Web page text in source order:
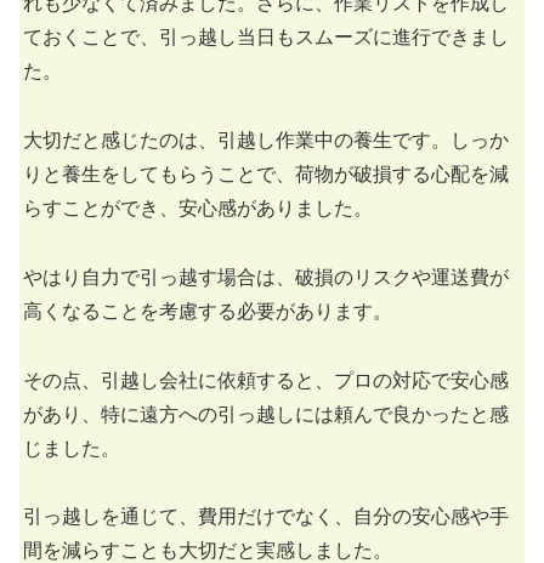
ておくことで、引っ越し当日もスムーズに進行できまし
た。
大切だと感じたのは、引越し作業中の養生です。しっか
りと養生をしてもらうことで、荷物が破損する心配を減
らすことができ、安心感がありました。
やはり自力で引っ越す場合は、破損のリスクや運送費が
高くなることを考慮する必要があります。
その点、引越し会社に依頼すると、プロの対応で安心感
があり、特に遠方への引っ越しには頼んで良かったと感
じました。
引っ越しを通じて、費用だけでなく、自分の安心感や手
間を減らすことも大切だと実感しました。